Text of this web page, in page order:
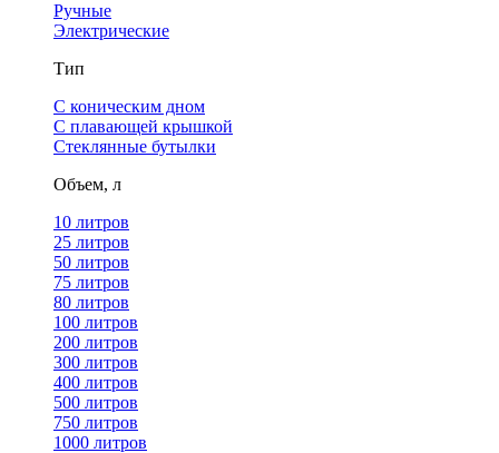
Ручные
Электрические
Тип
С коническим дном
С плавающей крышкой
Стеклянные бутылки
Объем, л
10 литров
25 литров
50 литров
75 литров
80 литров
100 литров
200 литров
300 литров
400 литров
500 литров
750 литров
1000 литров